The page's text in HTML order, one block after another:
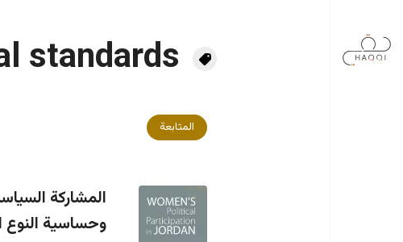
standards
المتابعة
المشاركة
وحساسية